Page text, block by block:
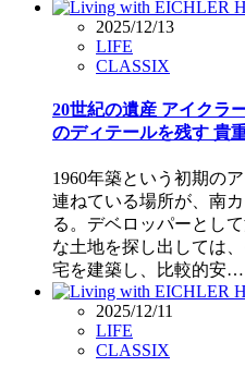
2025/12/13
LIFE
CLASSIX
20世紀の遺産 アイクラ
のディテールを残す 貴
1960年築という初期の
連ねている場所が、南
る。デベロッパーとし
な土地を探し出しては
宅を建築し、比較的安…
2025/12/11
LIFE
CLASSIX